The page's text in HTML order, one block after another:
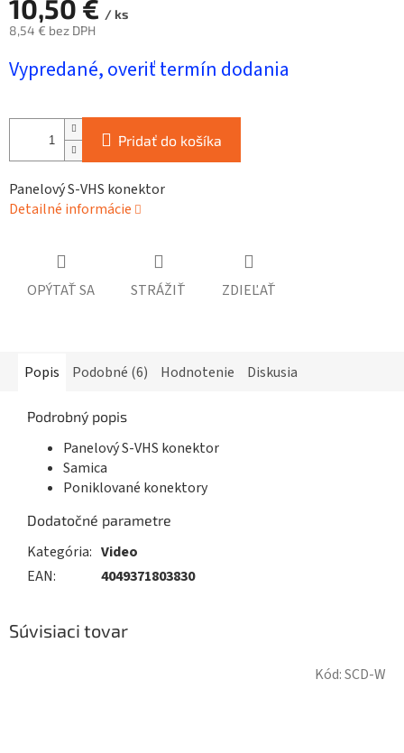
10,50 € / ks
8,54 € bez DPH
cena:
Vypredané, overiť termín dodania
Pridať do košíka
Panelový S-VHS konektor
Detailné informácie
OPÝTAŤ SA STRÁŽIŤ ZDIEĽAŤ
Popis Podobné (6) Hodnotenie Diskusia
Podrobný popis
Panelový S-VHS konektor
Samica
Poniklované konektory
Dodatočné parametre
Kategória: Video
EAN: 4049371803830
Súvisiaci tovar
Kód:SCD-W